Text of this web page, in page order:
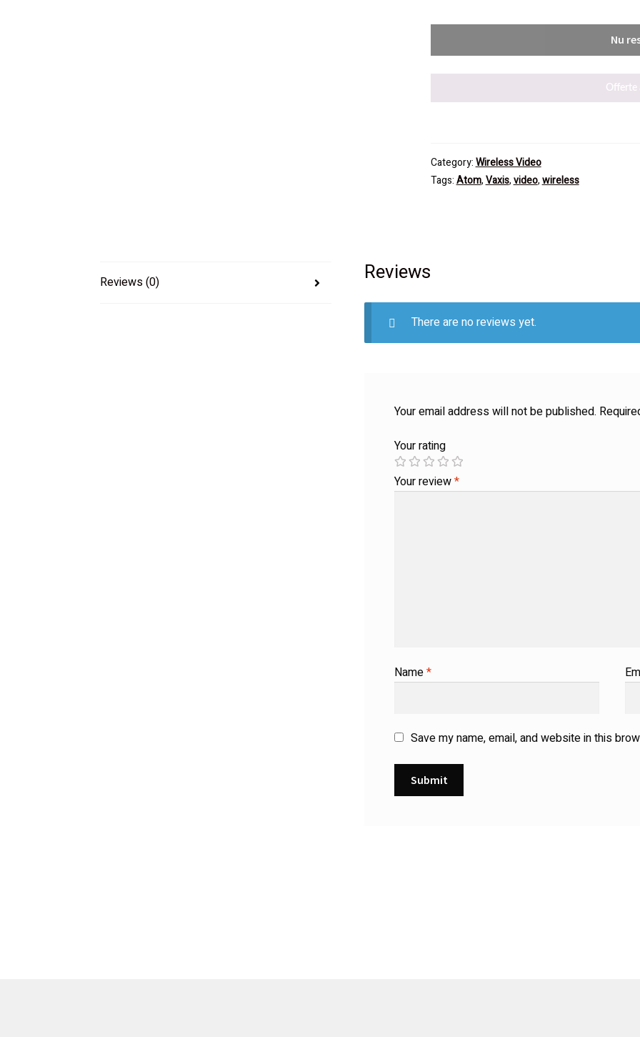
Nu
Offerte
Category:Wireless Video
Tags:Atom,Vaxis,video,wireless
Reviews (0) Reviews
There are no reviews yet.
Your email address will not be published.
Your rating
Your review*
Name*
Save my name, email, and website in this